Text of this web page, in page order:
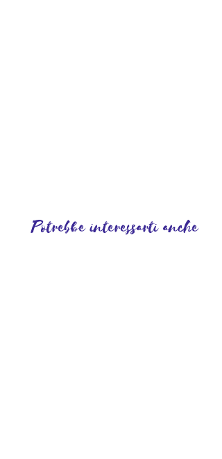
Potrebbe interessarti anche